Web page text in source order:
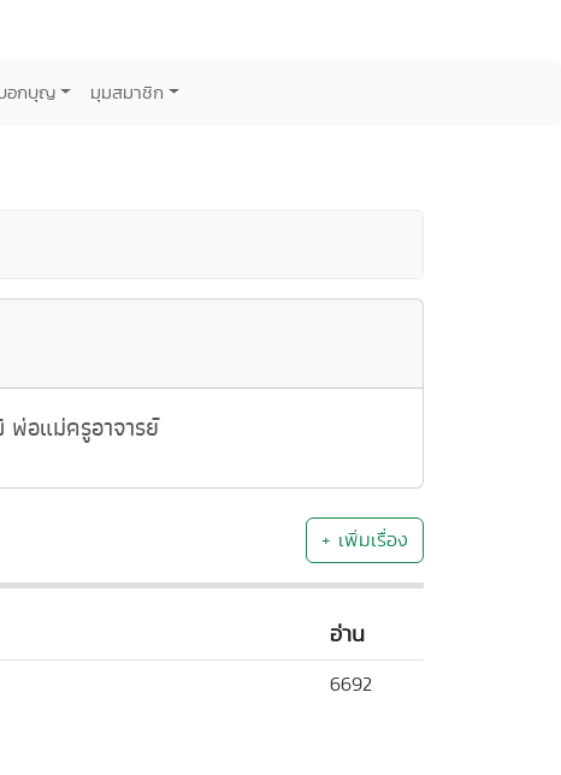
อกบุญ มุมสมาชิก
อแม่ครูอาจารย์
+ เพิ่มเรื่อง
อ่าน
6692